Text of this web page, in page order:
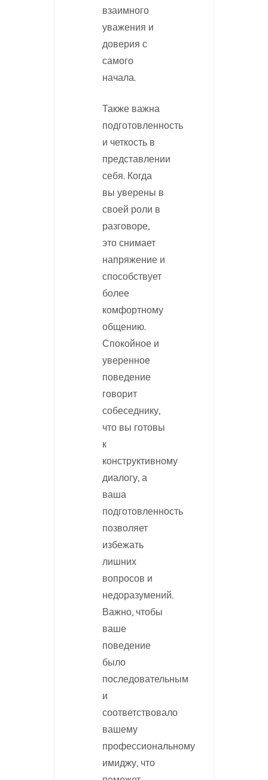
взаимного
уважения и
доверия с
самого
начала.
Также важна
подготовленность
и четкость в
представлении
себя. Когда
вы уверены в
своей роли в
разговоре,
это снимает
напряжение и
способствует
более
комфортному
общению.
Спокойное и
уверенное
поведение
говорит
собеседнику,
что вы готовы
к
конструктивному
диалогу, а
ваша
подготовленность
позволяет
избежать
лишних
вопросов и
недоразумений.
Важно, чтобы
ваше
поведение
было
последовательным
и
соответствовало
вашему
профессиональному
имиджу, что